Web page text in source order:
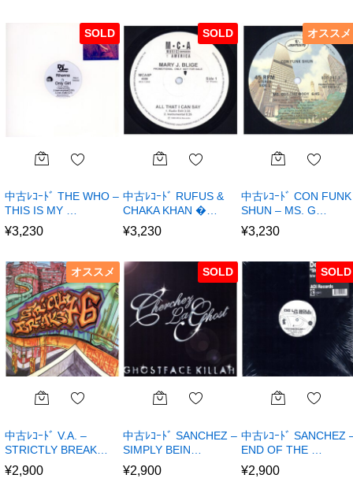
SOLD
中古ﾚｺｰﾄﾞ THE WHO –
THIS IS MY …
¥3,230
SOLD
中古ﾚｺｰﾄﾞ RUFUS &
CHAKA KHAN �…
¥3,230
オススメ
中古ﾚｺｰﾄﾞ CON FUNK
SHUN – MS. G…
¥3,230
オススメ
中古ﾚｺｰﾄﾞ V.A. –
STRICTLY BREAK…
¥2,900
SOLD
中古ﾚｺｰﾄﾞ SANCHEZ –
SIMPLY BEIN…
¥2,900
SOLD
中古ﾚｺｰﾄﾞ SANCHEZ
END OF THE …
¥2,900